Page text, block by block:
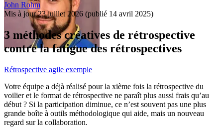
John Rohm
Mis à jour23 juillet 2026 (publié 14 avril 2025)
3 méthodes créatives de rétrospective
contre la fatigue des rétrospectives
Rétrospective agile exemple
Votre équipe a déjà réalisé pour la xième fois la rétrospective du
voilier et le format de rétrospective ne paraît plus aussi frais qu’au
début ? Si la participation diminue, ce n’est souvent pas une plus
grande boîte à outils méthodologique qui aide, mais un nouveau
regard sur la collaboration.